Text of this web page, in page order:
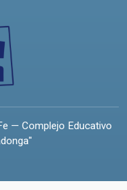
— Complejo Educativo